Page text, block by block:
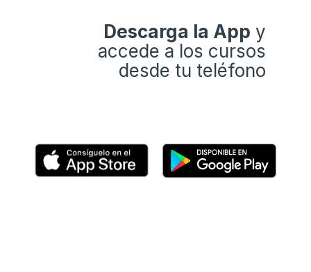
Descarga la App y
accede a los cursos
desde tu teléfono